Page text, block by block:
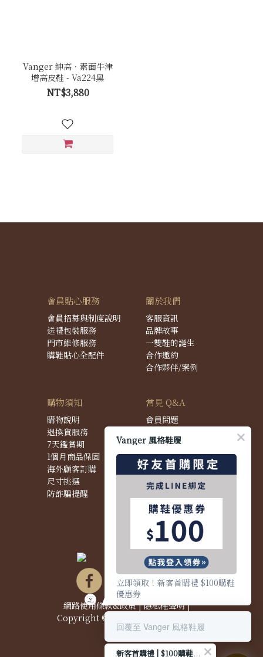
Vanger 紳高．素面牛津
增高皮鞋 - Va224黑
NT$3,880
會員貼心服務
會員招募與制度說明
送禮包裝服務
門市維修服務
購鞋貼心全配件
關於我們
客服資訊
品牌故事
一雙鞋的誕生
合作邀約
合作夥伴/案例
購物須知
購物說明
退換貨服務
7天鑑賞期
1個月商品保固
海外顧客訂購
尺寸挑選
防詐騙提醒
常見 Q&A
會員問題
配送問題
退換貨問題
商品問題
網路使用條款&政策|隱私權聲明|
Copyright © 2021 Vanger 風格鞋履
Vanger 風格鞋履
立即領取！新客首購禮 $100購鞋
優惠券
回覆至 Vanger 風格鞋履
新客首購禮 | $100購鞋優惠券